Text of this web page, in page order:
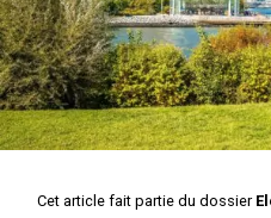
Cet article fait partie du dossier